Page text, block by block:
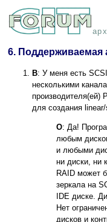
6. Поддерживаемая
В: У меня есть
несколькими
производителя(ей)
для создания
О: Да!
любым
и любыми
ни диски, ни
RAID может
зеркала на
IDE диске.
Нет
дисков и